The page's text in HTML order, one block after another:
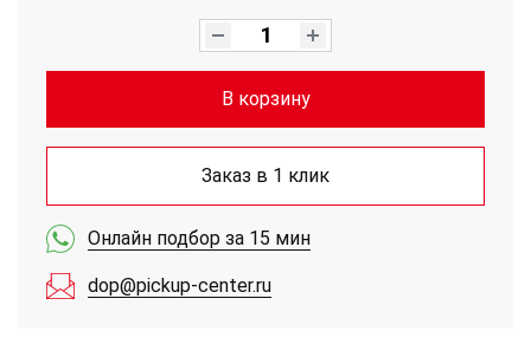
В корзину
Заказ в 1 клик
Онлайн подбор за 15 мин
dop@pickup-center.ru